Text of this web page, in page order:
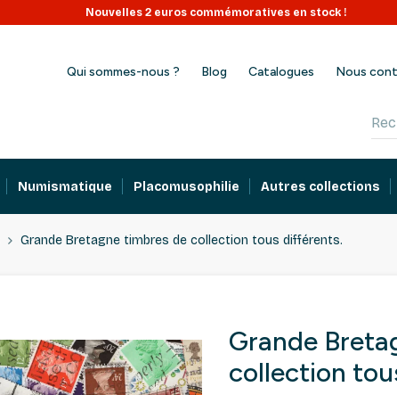
Nouvelles 2 euros commémoratives en stock !
Qui sommes-nous ? Blog Catalogues Nous
Numismatique Placomusophilie Autres collections
Grande Bretagne timbres de collection tous différents.
Grande
collection